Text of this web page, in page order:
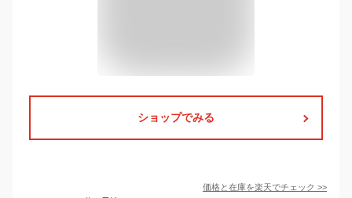
ショップでみる
価格と在庫を楽天でチェック >>